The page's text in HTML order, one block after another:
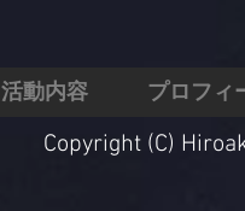
活動内容 プロフィ
Copyright (C)